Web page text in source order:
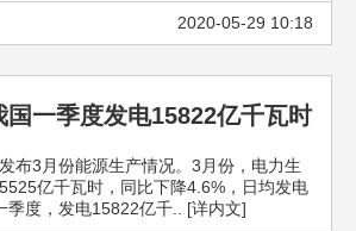
2020-05-29 10:18
国一季度发电15822亿千瓦时
布3月份能源生产情况。3月份，电力生
亿千瓦时，同比下降4.6%，日均发电
季度，发电15822亿千.. [详内文]